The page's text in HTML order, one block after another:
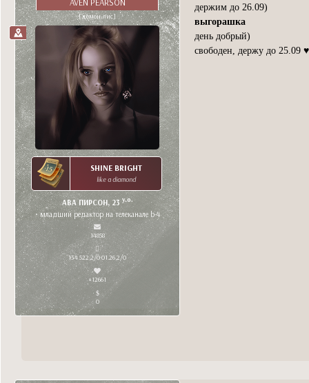
[демон-лис]
SHINE BRIGHT
like a diamond
АВА ПИРСОН, 23y.o.
• младший редактор на телеканале b-4
14858
134 522,2/0 01.26,2/0
+12661
0
держим до 26.09)
выгорашка
день добрый)
свободен, держу до 25.09 ♥